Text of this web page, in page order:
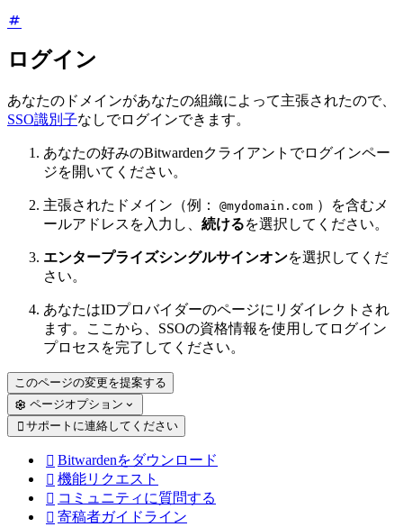
ログイン
あなたのドメインがあなたの組織によって主張されたので、
SSO識別子なしでログインできます。
あなたの好みのBitwardenクライアントでログインペー
ジを開いてください。
主張されたドメイン（例： @mydomain.com ）を含むメ
ールアドレスを入力し、 続けるを選択してください。
エンタープライズシングルサインオンを選択してくだ
さい。
あなたはIDプロバイダーのページにリダイレクトされ
ます。ここから、SSOの資格情報を使用してログイン
プロセスを完了してください。
このページの変更を提案する
ページオプション
 サポートに連絡してください
 Bitwardenをダウンロード
 機能リクエスト
 コミュニティに質問する
 寄稿者ガイドライン